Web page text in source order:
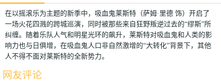
在以摇滚乐为主题的新季中，吸血鬼莱斯特（萨姆·里德 饰）开启了
一场火花四溅的跨城巡演，同时被那些来自狂野叛逆过去的“缪斯”所
纠缠。随着乐队人气和明星光环的飙升，莱斯特对吸血鬼和人类的影
响力也与日俱增，在吸血鬼人口非自然激增的“大转化”背景下，其他
人不得不面对莱斯特的全新势力。
网友评论